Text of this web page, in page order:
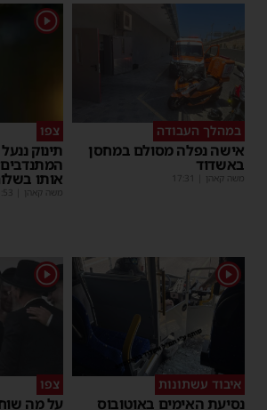
במהלך העבודה
אישה נפלה מסולם במחסן
באשדוד
משה קאהן 17:31
1
צפו
תינוק
אותו
משה קאהן
1
איבוד עשתונות
נסיעת האימים באוטובוס
1
צפו
על מה